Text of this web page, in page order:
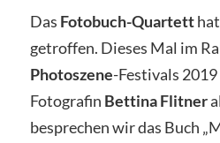
Das Fotobuch-Quartetthat
getroffen. Dieses Mal im
Photoszene-Festivals
Fotografin Bettina Flitner
besprechen wir das Buch